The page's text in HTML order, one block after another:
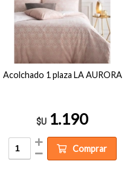
Acolchado 1 plaza LA AURORA
$U 1.190
Comprar